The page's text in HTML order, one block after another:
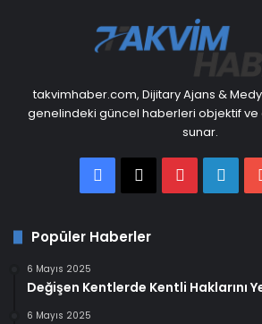
takvimhaber.com, Dijitary Ajans &
genelindeki güncel haberleri objektif ve
sunar.
Facebook
X Pinterest
Popüler Haberler
6 Mayıs 2025
Değişen Kentlerde Kentli Haklarını
6 Mayıs 2025